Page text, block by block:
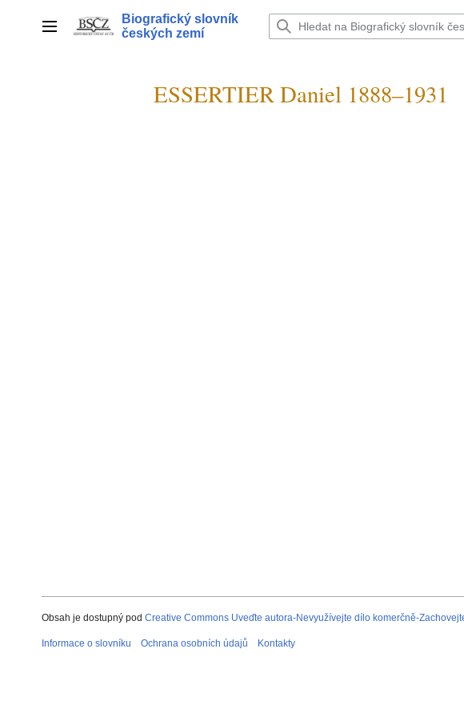
Hlavní menu
Biografický slovník
českých zemí
ESSERTIER Daniel 1888–1931
Obsah je dostupný pod Creative Commons Uveďte autora-Nevyužívejte dílo komerčně-
Informace o slovníku Ochrana osobních údajů Kontakty